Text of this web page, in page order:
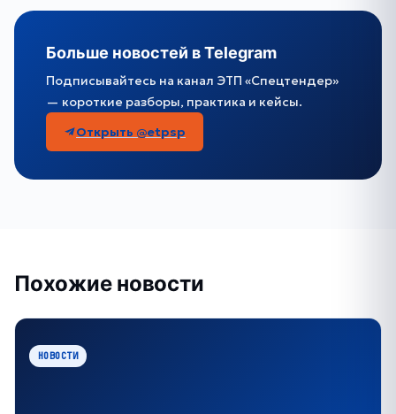
Больше новостей в Telegram
Подписывайтесь на канал ЭТП «Спецтендер»
— короткие разборы, практика и кейсы.
Открыть @etpsp
Похожие новости
НОВОСТИ